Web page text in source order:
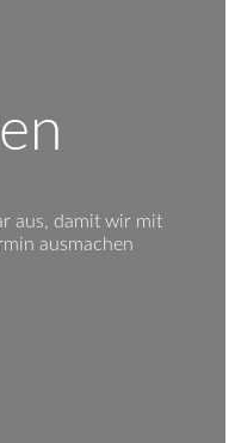
aus, damit wir mit
ausmachen